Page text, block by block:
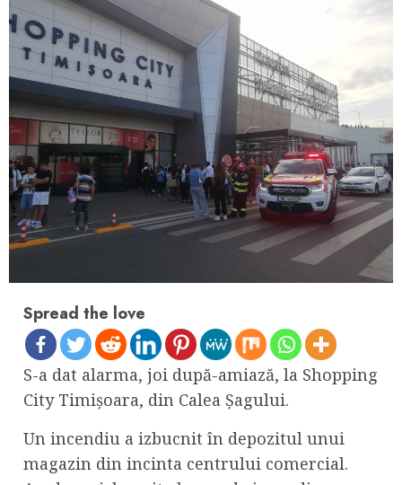
Spread the love
S-a dat alarma, joi după-amiază, la Shopping
City Timișoara, din Calea Șagului.
Un incendiu a izbucnit în depozitul unui
magazin din incinta centrului comercial.